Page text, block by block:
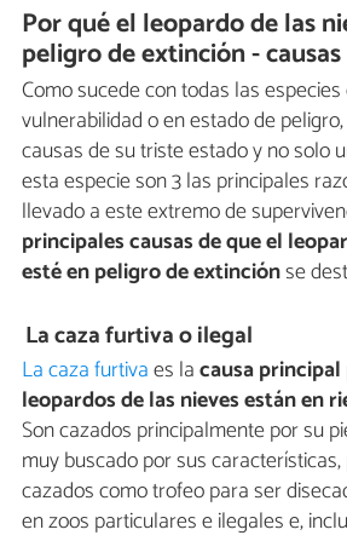
Por qué el leopardo de las
peligro de extinción - causas
Como sucede con todas las
vulnerabilidad o en estado de
causas de su triste estado y no solo
esta especie son 3 las principales
llevado a este extremo de
principales causas de que el
esté en peligro de extinciónse
La caza furtiva o ilegal
La caza furtivaes lacausa
leopardos de las nieves están en
Son cazados principalmente por su
muy buscado por sus
cazados como trofeo para ser
en zoos particulares e ilegales e,